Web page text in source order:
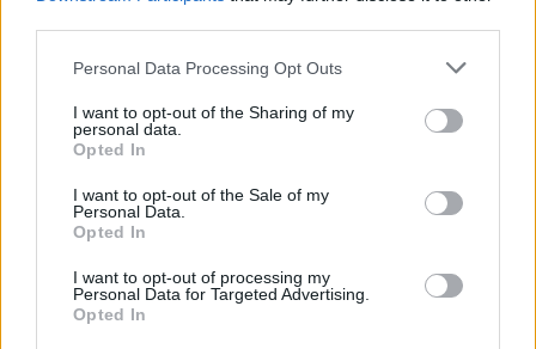
Personal Data Processing Opt Outs
I want to opt-out of the Sharing of my
personal data.
Opted In
I want to opt-out of the Sale of my
Personal Data.
Opted In
I want to opt-out of processing my
Personal Data for Targeted Advertising.
Opted In
Γιώργος Σπανός
Καλησπέρα πρόεδρε… Σίγουρα δεν πρέπει να είστε
ιδιαίτερα ικανοποιημένος με την εικόνα της ομάδας
φέτος. Στηρίξατε oncameraτον Σα Πίντο αλλά σε
16 Ιανουαρίου 2015 00:37